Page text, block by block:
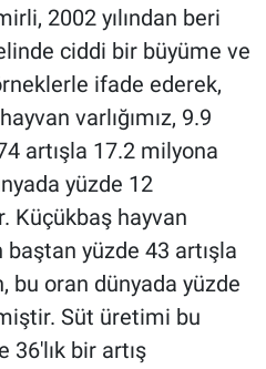
2002 yılından beri
ciddi bir büyüme ve
ifade ederek,
varlığımız, 9.9
artışla 17.2 milyona
yüzde 12
Küçükbaş hayvan
baştan yüzde 43 artışla
bu oran dünyada yüzde
Süt üretimi bu
36'lık bir artış